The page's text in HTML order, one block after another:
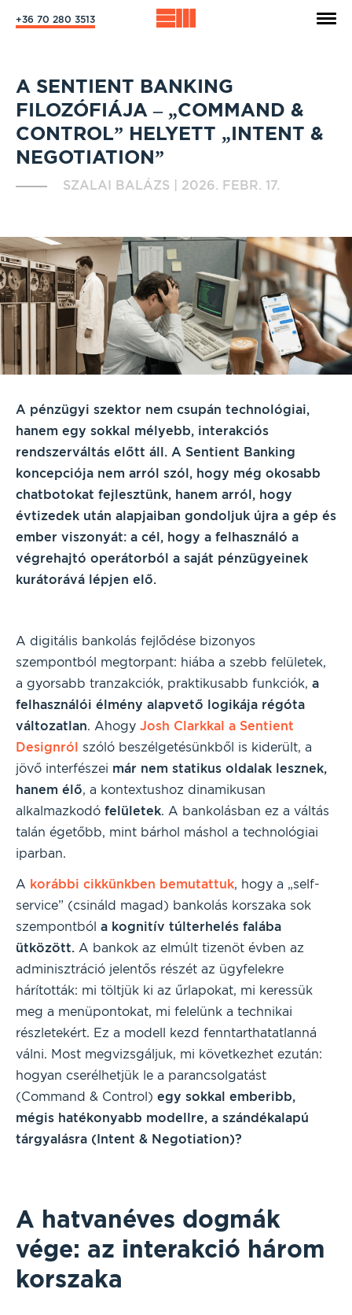
+36 70 280 3513
A SENTIENT BANKING
FILOZÓFIÁJA – „COMMAND &
CONTROL” HELYETT „INTENT &
NEGOTIATION”
SZALAI BALÁZS 2026. FEBR. 17.
A pénzügyi szektor nem csupán technológiai,
hanem egy sokkal mélyebb, interakciós
rendszerváltás előtt áll. A Sentient Banking
koncepciója nem arról szól, hogy még okosabb
chatbotokat fejlesztünk, hanem arról, hogy
évtizedek után alapjaiban gondoljuk újra a gép és
ember viszonyát: a cél, hogy a felhasználó a
végrehajtó operátorból a saját pénzügyeinek
kurátorává lépjen elő.
A digitális bankolás fejlődése bizonyos
szempontból megtorpant: hiába a szebb felületek,
a gyorsabb tranzakciók, praktikusabb funkciók, a
felhasználói élmény alapvető logikája régóta
változatlan. Ahogy Josh Clarkkal a Sentient
Designról szóló beszélgetésünkből is kiderült, a
jövő interfészei már nem statikus oldalak lesznek,
hanem élő, a kontextushoz dinamikusan
alkalmazkodó felületek. A bankolásban ez a váltás
talán égetőbb, mint bárhol máshol a technológiai
iparban.
A korábbi cikkünkben bemutattuk, hogy a „self-
service” (csináld magad) bankolás korszaka sok
szempontból a kognitív túlterhelés falába
ütközött. A bankok az elmúlt tizenöt évben az
adminisztráció jelentős részét az ügyfelekre
hárították: mi töltjük ki az űrlapokat, mi keressük
meg a menüpontokat, mi felelünk a technikai
részletekért. Ez a modell kezd fenntarthatatlanná
válni. Most megvizsgáljuk, mi következhet ezután:
hogyan cserélhetjük le a parancsolgatást
(Command & Control) egy sokkal emberibb,
mégis hatékonyabb modellre, a szándékalapú
tárgyalásra (Intent & Negotiation)?
A hatvanéves dogmák
vége: az interakció három
korszaka